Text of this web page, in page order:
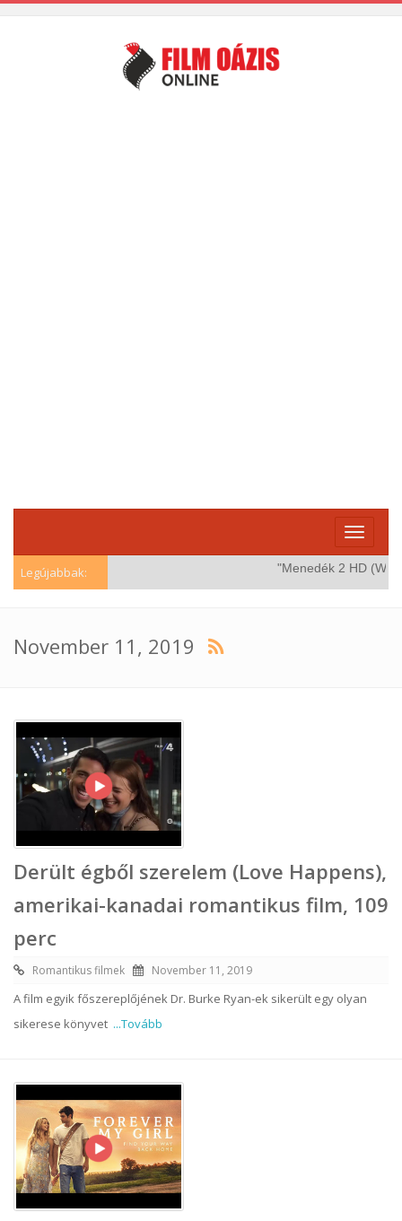
Toggle
Legújabbak: "Menedék 2 HD
November 11, 2019
Derült égből szerelem (Love Happens),
amerikai-kanadai romantikus film, 109
perc
Romantikus filmek November 11, 2019
A film egyik főszereplőjének Dr. Burke Ryan-ek sikerült egy olyan
sikerese könyvet ...Tovább